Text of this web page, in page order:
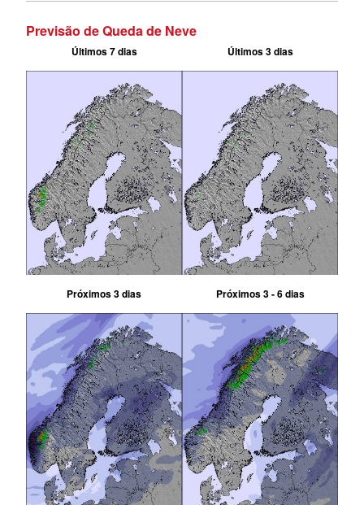
Previsão de Queda de Neve
Últimos 7 dias Últimos 3 dias
Próximos 3 dias Próximos 3 - 6 dias